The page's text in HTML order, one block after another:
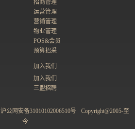
招商管理
运营管理
营销管理
物业管理
POS&会员
预算招采
加入我们
加入我们
三盟招聘
沪公网安备31010102006510号
Copyright@2005-至
今